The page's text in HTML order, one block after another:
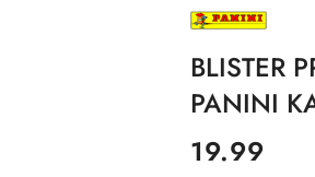
NAZWA
PRODUCENTA:
BLISTER
PANINI
cena:
19.99